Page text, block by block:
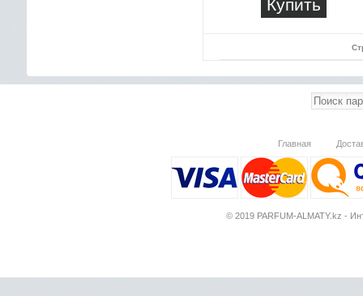
Купить
Главная
© 2019 PARFUM-ALMATY.kz -